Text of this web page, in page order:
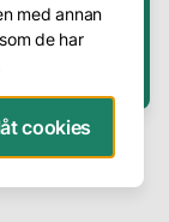
med annan
de har
cookies
200k+